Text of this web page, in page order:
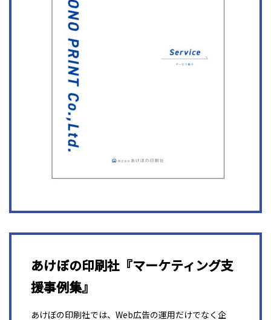
あけぼの印刷社『マーケティング支
援事例集』
あけぼの印刷社では、Web広告の運用だけでなく企